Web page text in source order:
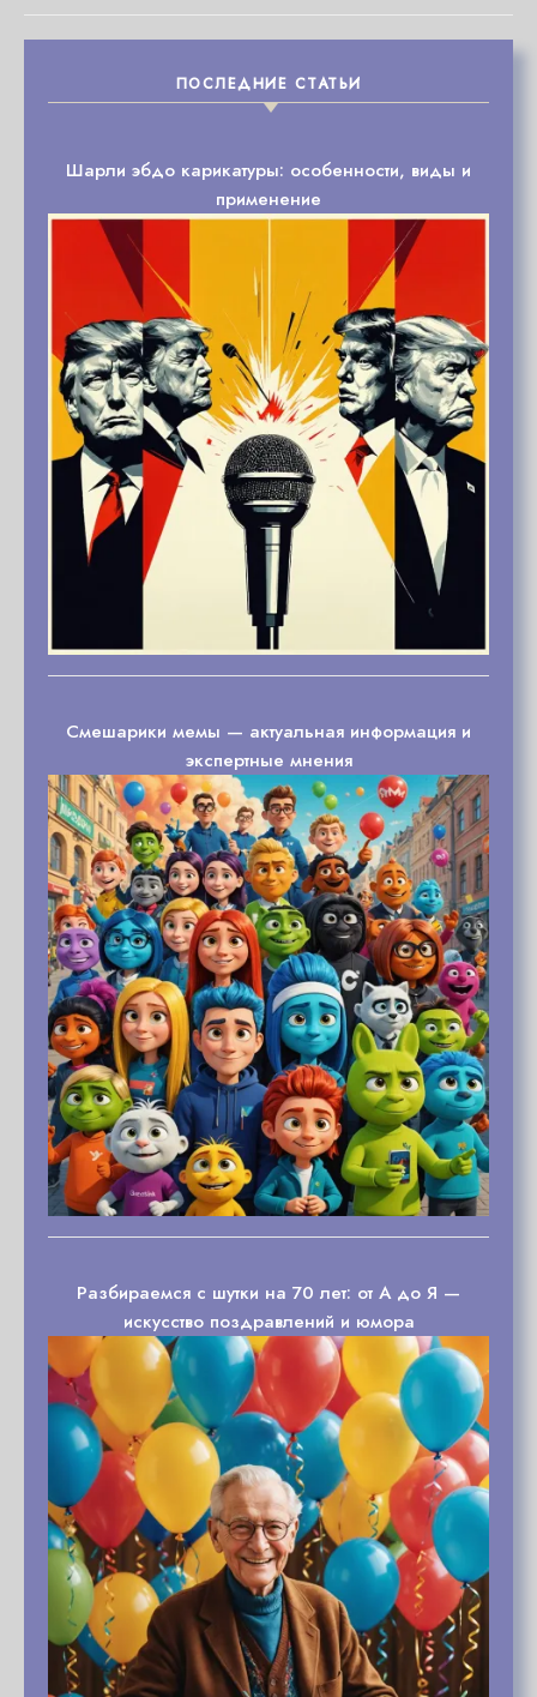
ПОСЛЕДНИЕ СТАТЬИ
Шарли эбдо карикатуры: особенности, виды и
применение
Смешарики мемы — актуальная информация и
экспертные мнения
Разбираемся с шутки на 70 лет: от А до Я —
искусство поздравлений и юмора